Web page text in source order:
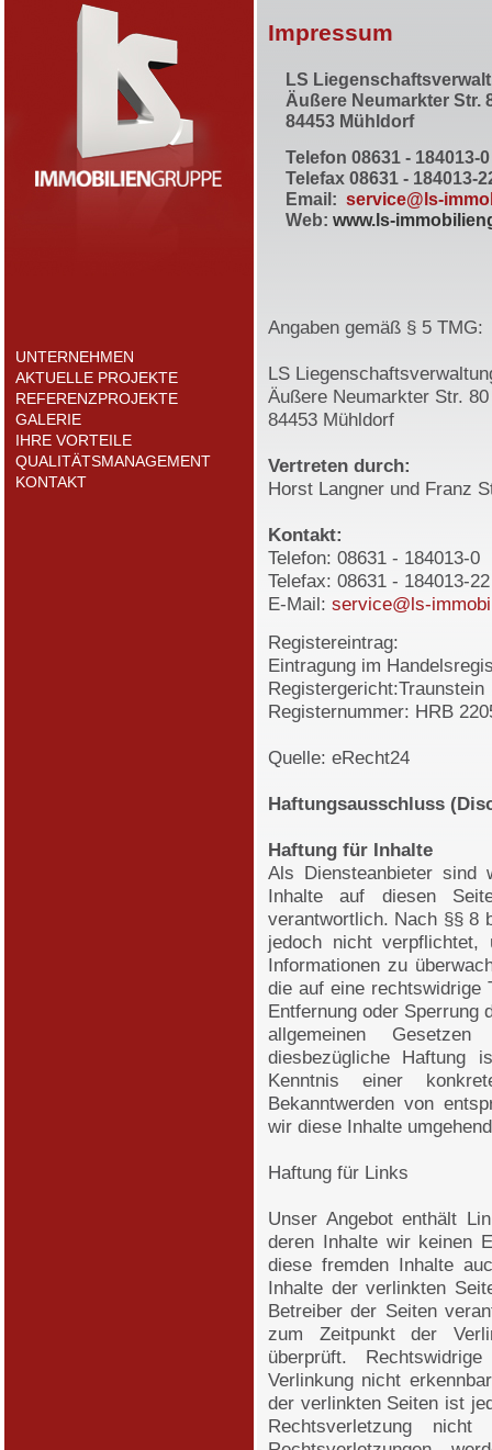
UNTERNEHMEN
AKTUELLE PROJEKTE
REFERENZPROJEKTE
GALERIE
IHRE VORTEILE
QUALITÄTSMANAGEMENT
KONTAKT
Impressum
LS
Äußere Neumarkter Str.
84453 Mühldorf
Telefon 08631 - 184013-0
Telefax 08631 - 184013-
Email: service@ls-
Web: www.ls-
Angaben gemäß § 5 TMG:
LS
Äußere Neumarkter Str. 80
84453 Mühldorf
Vertreten durch:
Horst Langner und Franz
Kontakt:
Telefon: 08631 - 184013-0
Telefax: 08631 - 184013-22
E-Mail: service@ls-
Registereintrag:
Eintragung im
Registergericht:Traunstein
Registernummer: HRB
Quelle: eRecht24
Haftungsausschluss
Haftung für Inhalte
Als Diensteanbieter
Inhalte auf diesen
verantwortlich. Nach §§ 8
jedoch nicht verpflichtet,
Informationen zu
die auf eine rechtswidrige
Entfernung oder Sperrung
allgemeinen
diesbezügliche Haftung
Kenntnis einer
Bekanntwerden von
wir diese Inhalte
Haftung für Links
Unser Angebot enthält
deren Inhalte wir keinen
diese fremden Inhalte
Inhalte der verlinkten
Betreiber der Seiten
zum Zeitpunkt der
überprüft.
Verlinkung nicht
der verlinkten Seiten ist
Rechtsverletzung